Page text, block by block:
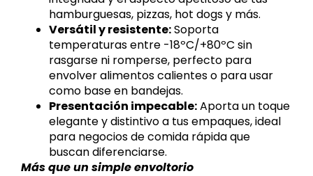
hamburguesas, pizzas, hot dogs y más.
Versátil y resistente:Soporta
temperaturas entre -18ºC/+80ºC sin
rasgarse ni romperse, perfecto para
envolver alimentos calientes o para usar
como base en bandejas.
Presentación impecable:Aporta un toque
elegante y distintivo a tus empaques, ideal
para negocios de comida rápida que
buscan diferenciarse.
Más que un simple envoltorio